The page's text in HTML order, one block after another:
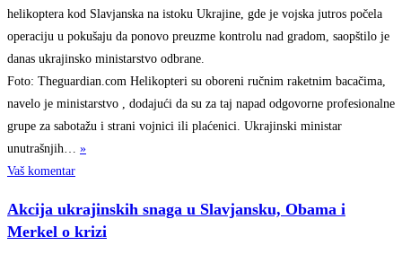
helikoptera kod Slavjanska na istoku Ukrajine, gde je vojska jutros počela
operaciju u pokušaju da ponovo preuzme kontrolu nad gradom, saopštilo je
danas ukrajinsko ministarstvo odbrane.
Foto: Theguardian.com Helikopteri su oboreni ručnim raketnim bacačima,
navelo je ministarstvo , dodajući da su za taj napad odgovorne profesionalne
grupe za sabotažu i strani vojnici ili plaćenici. Ukrajinski ministar
unutrašnjih… »
Vaš komentar
Akcija ukrajinskih snaga u Slavjansku, Obama i
Merkel o krizi